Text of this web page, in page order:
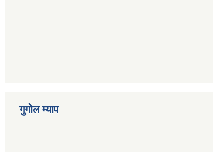
गुगोल म्याप